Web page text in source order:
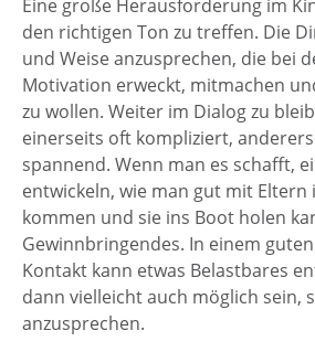
Eine große Herausforderung im
den richtigen Ton zu treffen. Die
und Weise anzusprechen, die bei
Motivation erweckt, mitmachen
zu wollen. Weiter im Dialog zu
einerseits oft kompliziert,
spannend. Wenn man es schafft,
entwickeln, wie man gut mit Eltern
kommen und sie ins Boot holen
Gewinnbringendes. In einem
Kontakt kann etwas Belastbares
dann vielleicht auch möglich sein,
anzusprechen.